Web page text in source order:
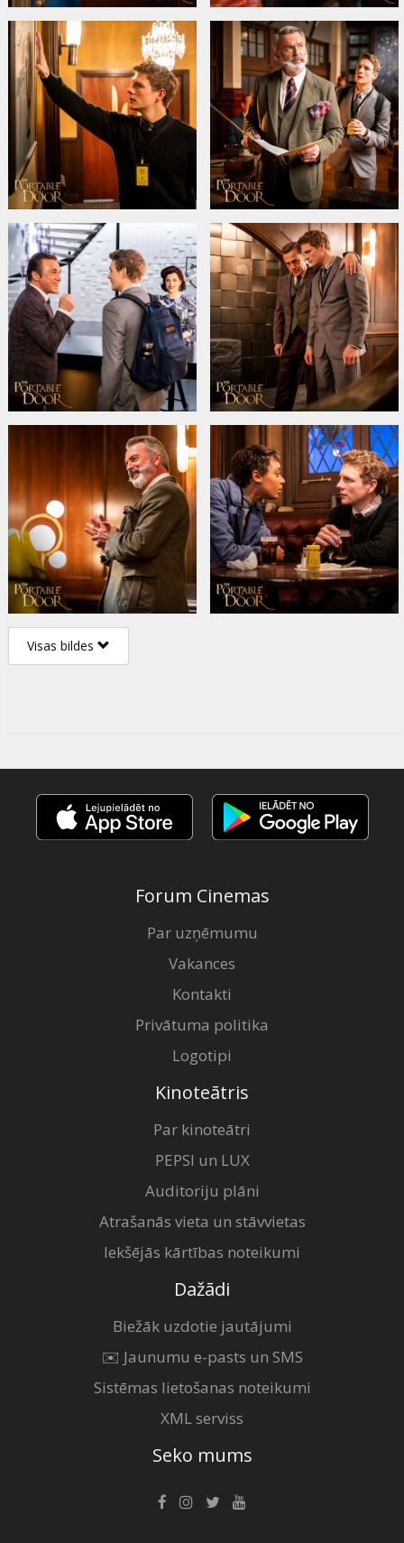
Visas bildes
Forum Cinemas
Par uzņēmumu
Vakances
Kontakti
Privātuma politika
Logotipi
Kinoteātris
Par kinoteātri
PEPSI un LUX
Auditoriju plāni
Atrašanās vieta un stāvvietas
Iekšējās kārtības noteikumi
Dažādi
Biežāk uzdotie jautājumi
✉️ Jaunumu e-pasts un SMS
Sistēmas lietošanas noteikumi
XML serviss
Seko mums